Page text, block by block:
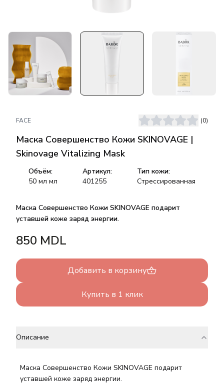
FACE (0)
Маска Совершенство Кожи SKINOVAGE |
Skinovage Vitalizing Mask
Объём:
50 мл мл
Артикул:
401255
Тип кожи:
Стрессированная
Маска Совершенство Кожи SKINOVAGE подарит
уставшей коже заряд энергии.
850 MDL
Добавить в корзину
Купить в 1 клик
Описание
Маска Совершенство Кожи SKINOVAGE подарит
уставшей коже заряд энергии.